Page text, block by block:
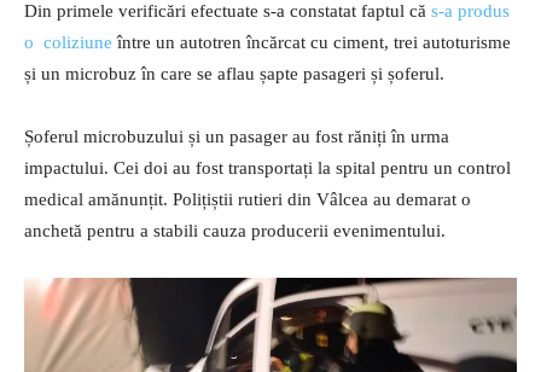
Din primele verificări efectuate s-a constatat faptul că s-a produs
o coliziune între un autotren încărcat cu ciment, trei autoturisme
și un microbuz în care se aflau șapte pasageri și șoferul.
Șoferul microbuzului și un pasager au fost răniți în urma
impactului. Cei doi au fost transportați la spital pentru un control
medical amănunțit. Polițiștii rutieri din Vâlcea au demarat o
anchetă pentru a stabili cauza producerii evenimentului.